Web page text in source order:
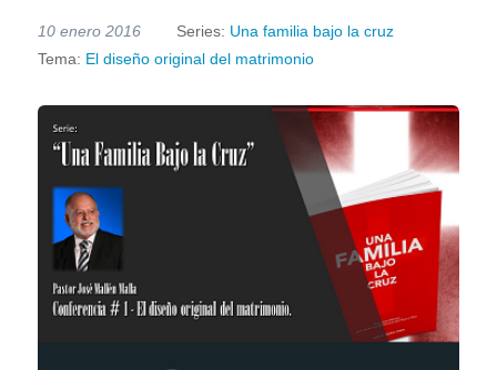
10 enero 2016 Series: Una familia bajo la cruz
Tema: El diseño original del matrimonio